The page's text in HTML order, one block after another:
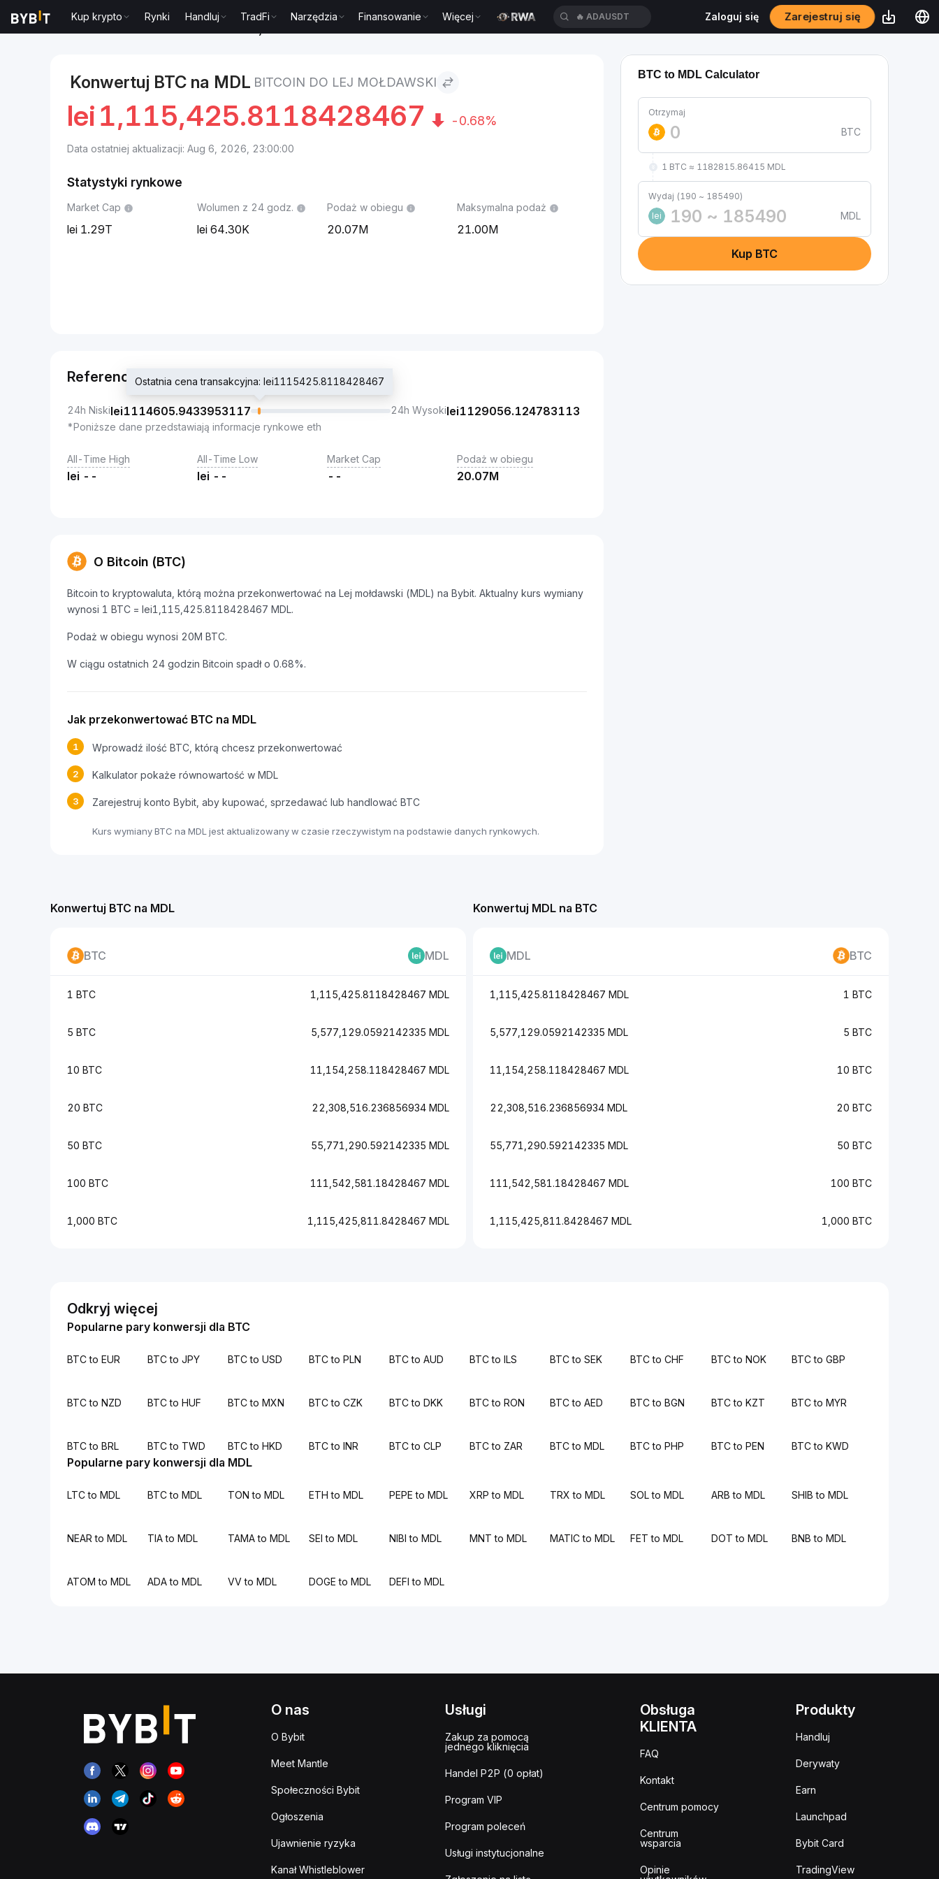
Kup krypto Rynki Handluj TradFi Narzędzia Finansowanie Więcej 🔥 ADAUSDT Zaloguj się Zarejestruj się
Konwertuj BTC na MDL BITCOIN DO LEJ MOŁDAWSKI
lei1,115,425.8118428467 -0.68%
Data ostatniej aktualizacji: Aug 6, 2026, 23:00:00
Statystyki rynkowe
Market Cap
1.29T
Wolumen z 24 godz.
64.30K
Podaż w obiegu
20.07M
Maksymalna podaż
21.00M
Referencja
24h Niskilei1114605.9433953117
Ostatnia cena transakcyjna: lei1115425.8118428467
24h Wysokilei1129056.124783113
*Poniższe dane przedstawiają informacje rynkowe eth
All-Time High
lei --
All-Time Low
lei --
Market Cap
--
Podaż w obiegu
20.07M
O Bitcoin (BTC)
Bitcoin to kryptowaluta, którą można przekonwertować na Lej mołdawski (MDL) na Bybit. Aktualny kurs wymiany
wynosi 1 BTC = lei1,115,425.8118428467 MDL.
Podaż w obiegu wynosi 20M BTC.
W ciągu ostatnich 24 godzin Bitcoin spadł o 0.68%.
Jak przekonwertować BTC na MDL
1 Wprowadź ilość BTC, którą chcesz przekonwertować
2 Kalkulator pokaże równowartość w MDL
3 Zarejestruj konto Bybit, aby kupować, sprzedawać lub handlować BTC
Kurs wymiany BTC na MDL jest aktualizowany w czasie rzeczywistym na podstawie danych rynkowych.
BTC to MDL Calculator
Otrzymaj
BTC
1 BTC ≈ 1182815.86415 MDL
Wydaj (190 ~ 185490)
lei
MDL
Kup BTC
Konwertuj BTC na MDL
BTC MDL
1 BTC 1,115,425.8118428467 MDL
5 BTC 5,577,129.0592142335 MDL
10 BTC 11,154,258.118428467 MDL
20 BTC 22,308,516.236856934 MDL
50 BTC 55,771,290.592142335 MDL
100 BTC 111,542,581.18428467 MDL
1,000 BTC 1,115,425,811.8428467 MDL
Konwertuj MDL na BTC
MDL BTC
1,115,425.8118428467 MDL 1 BTC
5,577,129.0592142335 MDL 5 BTC
11,154,258.118428467 MDL 10 BTC
22,308,516.236856934 MDL 20 BTC
55,771,290.592142335 MDL 50 BTC
111,542,581.18428467 MDL 100 BTC
1,115,425,811.8428467 MDL 1,000 BTC
Odkryj więcej
Popularne pary konwersji dla BTC
BTC to EUR BTC to JPY BTC to USD BTC to PLN BTC to AUD BTC to ILS BTC to SEK BTC to CHF BTC to NOK BTC to GBP
BTC to NZD BTC to HUF BTC to MXN BTC to CZK BTC to DKK BTC to RON BTC to AED BTC to BGN BTC to KZT BTC to MYR
BTC to BRL BTC to TWD BTC to HKD BTC to INR BTC to CLP BTC to ZAR BTC to MDL BTC to PHP BTC to PEN BTC to KWD
Popularne pary konwersji dla MDL
LTC to MDL BTC to MDL TON to MDL ETH to MDL PEPE to MDL XRP to MDL TRX to MDL SOL to MDL ARB to MDL SHIB to MDL
NEAR to MDL TIA to MDL TAMA to MDL SEI to MDL NIBI to MDL MNT to MDL MATIC to MDL FET to MDL DOT to MDL BNB to MDL
ATOM to MDL ADA to MDL VV to MDL DOGE to MDL DEFI to MDL
O nas
O Bybit
Meet Mantle
Społeczności Bybit
Ogłoszenia
Ujawnienie ryzyka
Kanał Whistleblower
Usługi
Zakup za pomocą
jednego kliknięcia
Handel P2P (0 opłat)
Program VIP
Program poleceń
Usługi instytucjonalne
Obsługa
KLIENTA
FAQ
Kontakt
Centrum pomocy
Centrum
wsparcia
Opinie
Produkty
Handluj
Derywaty
Earn
Launchpad
Bybit Card
TradingView